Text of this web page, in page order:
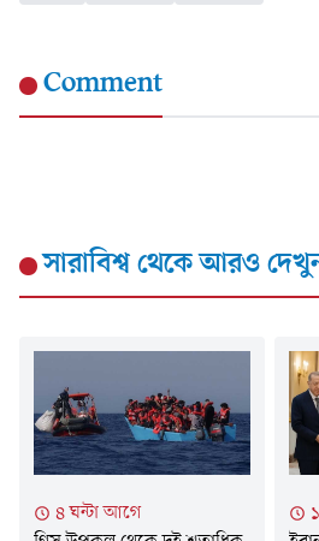
Comment
সারাবিশ্বথেকে আরও
৪ ঘন্টা আগে